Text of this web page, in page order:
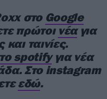
δίσκος που
στο Google
πρώτοι νέαγια
και ταινίες.
spotifyγια νέα
Στο instagram
εδώ.